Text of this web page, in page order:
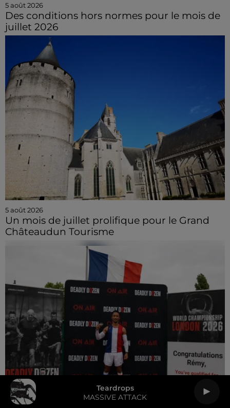
Teardrops
MASSIVE ATTACK
5 août 2026
Des conditions hors normes pour le mois de
juillet 2026
5 août 2026
Un mois de juillet prolifique pour le Grand
Châteaudun Tourisme